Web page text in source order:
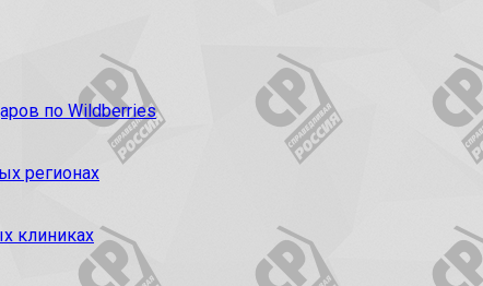
по Wildberries
регионах
клиниках